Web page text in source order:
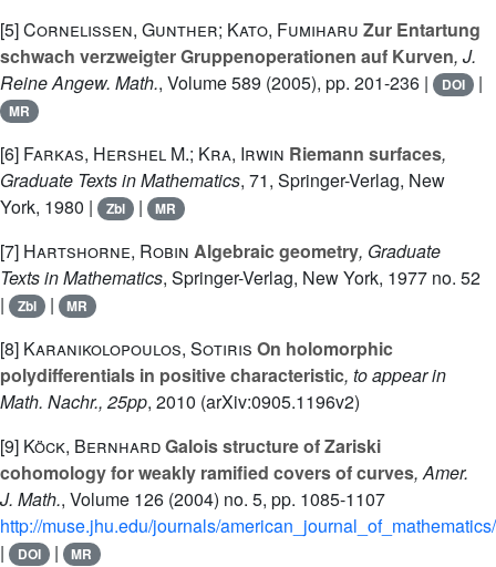
[5]Cornelissen, Gunther; Kato, Fumiharu Zur Entartung
schwach verzweigter Gruppenoperationen auf Kurven, J.
Reine Angew. Math., Volume 589 (2005), pp. 201-236 | DOI |
MR
[6] Farkas, Hershel M.; Kra, Irwin Riemann surfaces,
Graduate Texts in Mathematics, 71, Springer-Verlag, New
York, 1980 |
Zbl | MR
[7] Hartshorne, Robin Algebraic geometry, Graduate
Texts in Mathematics, Springer-Verlag, New York, 1977 no. 52
|
Zbl | MR
[8] Karanikolopoulos, Sotiris On holomorphic
polydifferentials in positive characteristic, to appear in
Math. Nachr., 25pp, 2010 (arXiv:0905.1196v2)
[9] Köck, BernhardGalois structure of Zariski
cohomology for weakly ramified covers of curves, Amer.
J. Math., Volume 126 (2004) no. 5, pp. 1085-1107
http://muse.jhu.edu/journals/
|
DOI | MR